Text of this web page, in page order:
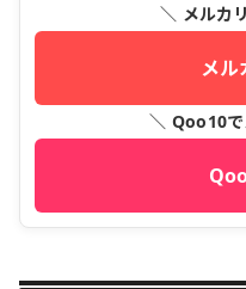
＼ メルカ
メル
＼ Qoo10